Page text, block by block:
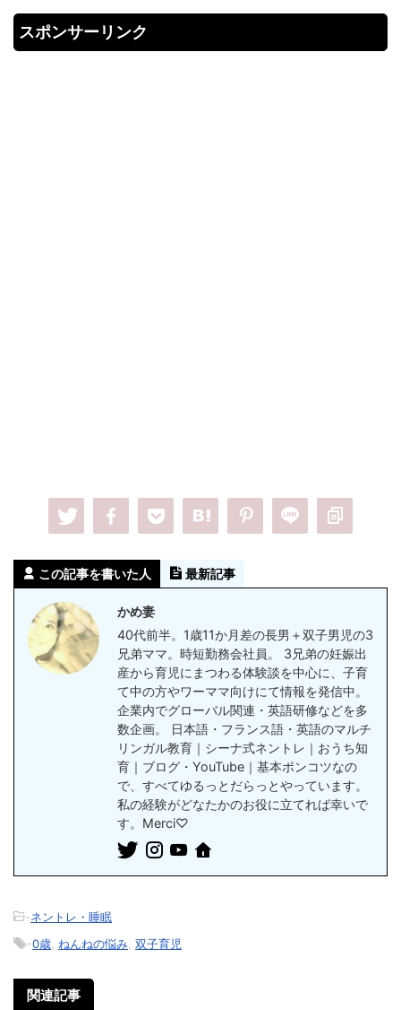
スポンサーリンク
この記事を書いた人 最新記事
かめ妻
40代前半。1歳11か月差の長男＋双子男児の3
兄弟ママ。時短勤務会社員。 3兄弟の妊娠出
産から育児にまつわる体験談を中心に、子育
て中の方やワーママ向けにて情報を発信中。
企業内でグローバル関連・英語研修などを多
数企画。 日本語・フランス語・英語のマルチ
リンガル教育｜シーナ式ネントレ｜おうち知
育｜ブログ・YouTube｜基本ポンコツなの
で、すべてゆるっとだらっとやっています。
私の経験がどなたかのお役に立てれば幸いで
す。Merci♡
-ネントレ・睡眠
-0歳, ねんねの悩み, 双子育児
関連記事